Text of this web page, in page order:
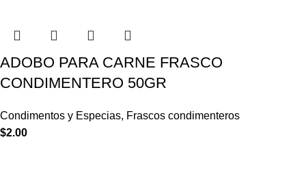
ADOBO PARA CARNE FRASCO
CONDIMENTERO 50GR
Condimentos y Especias, Frascos condimenteros
$2.00